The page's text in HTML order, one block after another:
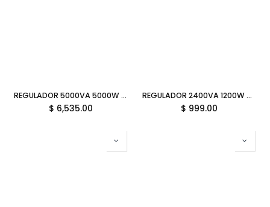
REGULADOR 5000VA 5000W COMPLET XPOWER 5KVA 220V ERV-10-008 1C 11M DE GARANTIA
$ 6,535.00
REGULADOR 2400VA 1200W SMARTBITT SBC2400VM 1C 12M DE GARANTIA
$ 999.00